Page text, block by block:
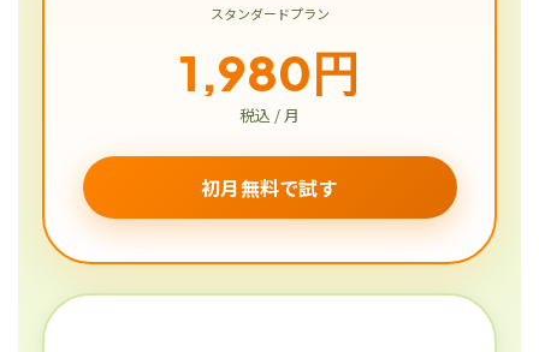
スタンダードプラン
1,980円
税込 / 月
初月無料で試す